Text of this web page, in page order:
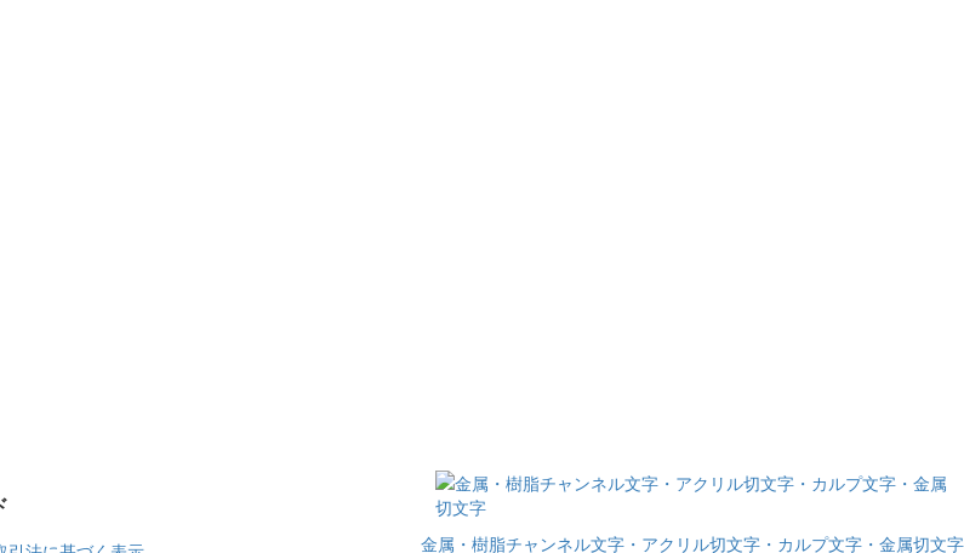
金属・樹脂チャンネル文字・アクリル切文字・カルプ文字・金属切文字